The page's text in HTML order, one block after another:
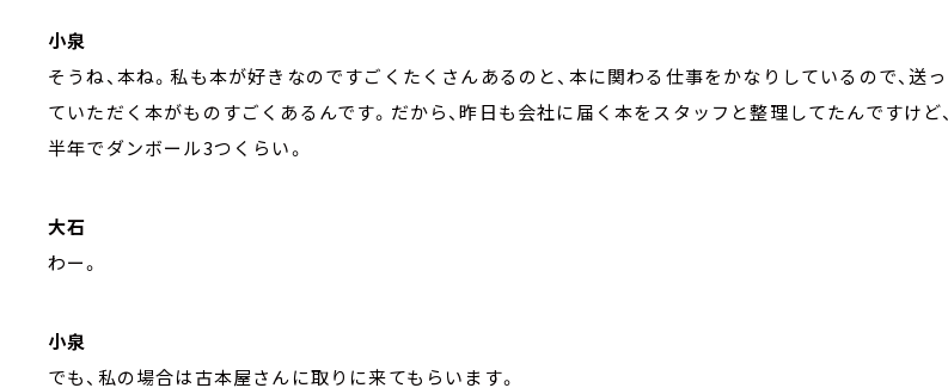
小泉
そうね、本ね。私も本が好きなのですごくたくさんあるのと、本に関わる仕事をかなりしているので、送っ
ていただく本がものすごくあるんです。だから、昨日も会社に届く本をスタッフと整理してたんですけど、
半年でダンボール3つくらい。
大石
わー。
小泉
でも、私の場合は古本屋さんに取りに来てもらいます。